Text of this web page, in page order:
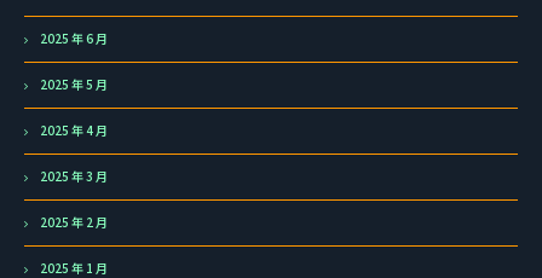
2025 年 6 月
2025 年 5 月
2025 年 4 月
2025 年 3 月
2025 年 2 月
2025 年 1 月